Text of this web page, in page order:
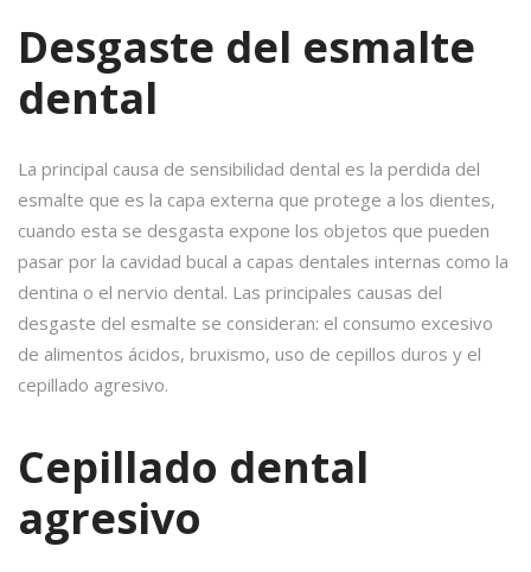
Desgaste del esmalte
dental
La principal causa de sensibilidad dental es la perdida del
esmalte que es la capa externa que protege a los dientes,
cuando esta se desgasta expone los objetos que pueden
pasar por la cavidad bucal a capas dentales internas como la
dentina o el nervio dental. Las principales causas del
desgaste del esmalte se consideran: el consumo excesivo
de alimentos ácidos, bruxismo, uso de cepillos duros y el
cepillado agresivo.
Cepillado dental
agresivo